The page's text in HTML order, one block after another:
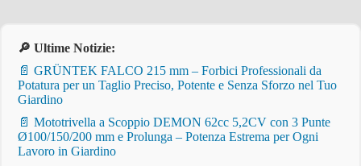
🔎 Ultime Notizie:
📄 GRÜNTEK FALCO 215 mm – Forbici Professionali da
Potatura per un Taglio Preciso, Potente e Senza Sforzo nel Tuo
Giardino
📄 Mototrivella a Scoppio DEMON 62cc 5,2CV con 3 Punte
Ø100/150/200 mm e Prolunga – Potenza Estrema per Ogni
Lavoro in Giardino